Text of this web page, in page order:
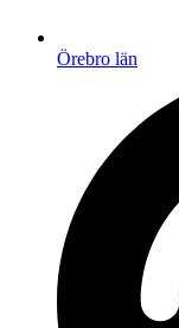
Örebro län